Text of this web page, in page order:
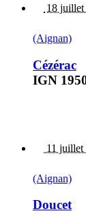
18 juillet
(Aignan)
Cézérac
IGN
11 juillet
(Aignan)
Doucet